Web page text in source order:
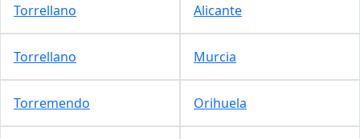
Torrellano Alicante
Torrellano Murcia
Torremendo Orihuela